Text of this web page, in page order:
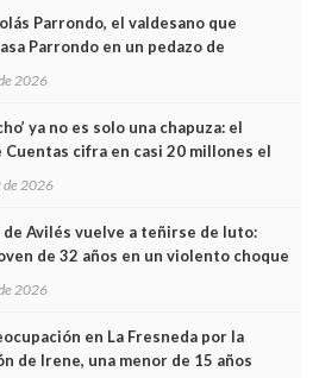
Parrondo, el valdesano que
Parrondo en un pedazo de
2026
ya no es solo una chapuza: el
Cuentas cifra en casi 20 millones el
los trenes que no cabían por los
de 2026
de Avilés vuelve a teñirse de luto:
de 32 años en un violento choque
2026
en La Fresneda por la
de Irene, una menor de 15 años